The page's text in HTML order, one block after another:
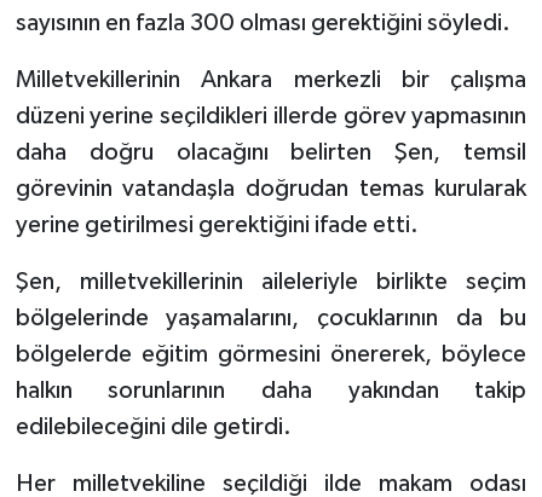
sayısının en fazla 300 olması gerektiğini söyledi.
Milletvekillerinin Ankara merkezli bir çalışma
düzeni yerine seçildikleri illerde görev yapmasının
daha doğru olacağını belirten Şen, temsil
görevinin vatandaşla doğrudan temas kurularak
yerine getirilmesi gerektiğini ifade etti.
Şen, milletvekillerinin aileleriyle birlikte seçim
bölgelerinde yaşamalarını, çocuklarının da bu
bölgelerde eğitim görmesini önererek, böylece
halkın sorunlarının daha yakından takip
edilebileceğini dile getirdi.
Her milletvekiline seçildiği ilde makam odası
Video